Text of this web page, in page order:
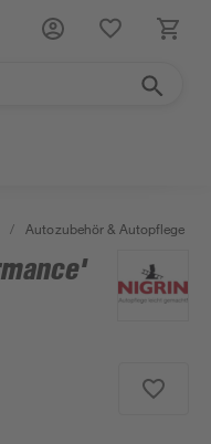
/ Autozubehör & Autopflege